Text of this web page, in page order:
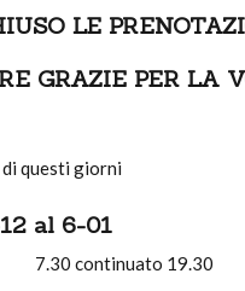
LE
GRAZIE PER LA
questi giorni
al 6-01
continuato 19.30